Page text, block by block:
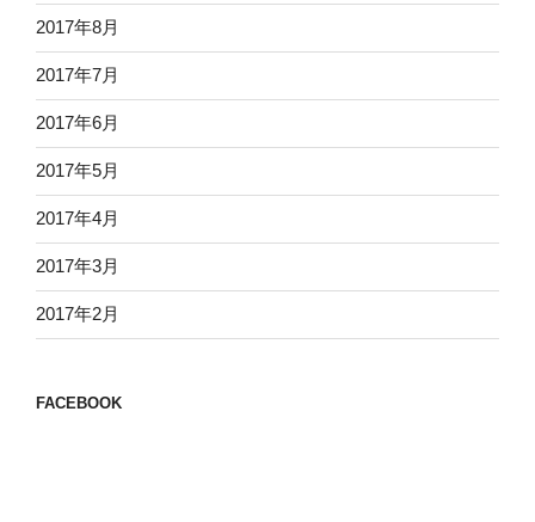
2017年8月
2017年7月
2017年6月
2017年5月
2017年4月
2017年3月
2017年2月
FACEBOOK